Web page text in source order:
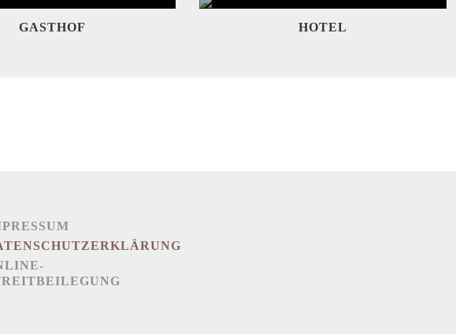
GASTHOF HOTEL